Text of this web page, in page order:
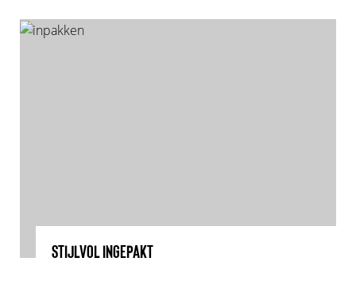
STIJLVOL INGEPAKT